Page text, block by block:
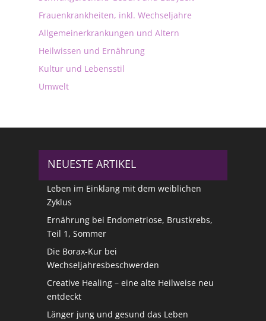
Frauenkrankheiten, inkl. Wechseljahre
Allgemeinerkrankungen und Altern
Heilwissen und Ernährung
Kultur und Lebensstil
Umwelt
NEUESTE ARTIKEL
Leben im Einklang mit dem weiblichen
Zyklus
Ernährung bei Endometriose, Brustkrebs,
Teil 1, Sommer
Die Borax-Kur bei
Wechseljahresbeschwerden
Creative Healing – eine alte Heilweise neu
entdeckt
Länger jung und gesund das Leben